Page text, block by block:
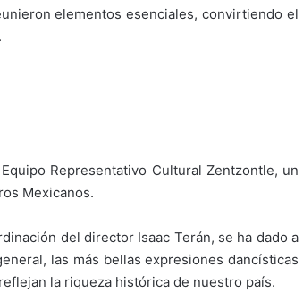
elementos esenciales, convirtiendo el
Representativo Cultural Zentzontle, un
Mexicanos.
del director Isaac Terán, se ha dado a
las más bellas expresiones dancísticas
la riqueza histórica de nuestro país.